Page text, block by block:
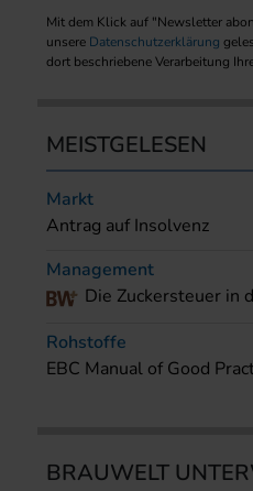
Mit dem Klick auf "Newsletter
unsere Datenschutzerklärung
dort beschriebene Verarbeitung
MEISTGELESEN
Markt
Antrag auf Insolvenz
Management
Die Zuckersteuer in
Rohstoffe
EBC Manual of Good
BRAUWELT